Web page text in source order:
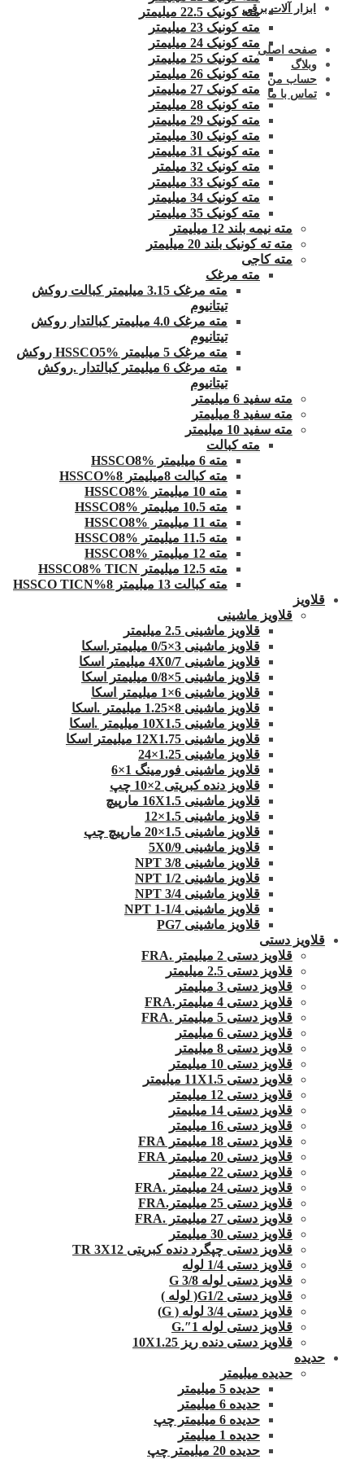
ابزار آلات برقی
صفحه اصلی
وبلاگ
حساب من
تماس با ما
مته کونیک 22.5 میلیمتر
مته کونیک 23 میلیمتر
مته کونیک 24 میلیمتر
مته کونیک 25 میلیمتر
مته کونیک 26 میلیمتر
مته کونیک 27 میلیمتر
مته کونیک 28 میلیمتر
مته کونیک 29 میلیمتر
مته کونیک 30 میلیمتر
مته کونیک 31 میلیمتر
مته کونیک 32 میلمتر
مته کونیک 33 میلیمتر
مته کونیک 34 میلیمتر
مته کونیک 35 میلیمتر
مته نیمه بلند 12 میلیمتر
مته ته کونیک بلند 20 میلیمتر
مته کاجی
مته مرغک
مته مرغک 3.15 میلیمتر کبالت روکش
تیتانیوم
مته مرغک 4.0 میلیمتر کبالتدار روکش
تیتانیوم
مته مرغک 5 میلیمتر HSSCO5% روکش
مته مرغک 6 میلیمتر کبالتدار .روکش
تیتانیوم
مته سفید 6 میلیمتر
مته سفید 8 میلیمتر
مته سفید 10 میلیمتر
مته کبالت
مته 6 میلیمتر HSSCO8%
مته کبالت 8میلیمتر 8%HSSCO
مته 10 میلیمتر HSSCO8%
مته 10.5 میلیمتر HSSCO8%
مته 11 میلیمتر HSSCO8%
مته 11.5 میلیمتر HSSCO8%
مته 12 میلیمتر HSSCO8%
مته 12.5 میلیمتر HSSCO8% TICN
مته کبالت 13 میلیمتر 8%HSSCO TICN
قلاویز
قلاویز ماشینی
قلاویز ماشینی 2.5 میلیمتر
قلاویز ماشینی 3×0/5 میلیمتر.اسکا
قلاویز ماشینی 4X0/7 میلیمتر اسکا
قلاویز ماشینی 5×0/8 میلیمتر اسکا
قلاویز ماشینی 6×1 میلیمتر اسکا
قلاویز ماشینی 8×1.25 میلیمتر .اسکا
قلاویز ماشینی 10X1.5 میلیمتر .اسکا
قلاویز ماشینی 12X1.75 میلیمتر اسکا
قلاویز ماشینی 1.25×24
قلاویز ماشینی فورمینگ 1×6
قلاویز دنده کبریتی 2×10 چپ
قلاویز ماشینی 16X1.5 مارپیچ
قلاویز ماشینی 1.5×12
قلاویز ماشینی 1.5×20 مارپیچ چپ
قلاویز ماشینی 5X0/9
قلاویز ماشینی 3/8 NPT
قلاویز ماشینی 1/2 NPT
قلاویز ماشینی 3/4 NPT
قلاویز ماشینی 1/4-1 NPT
قلاویز ماشینی PG7
قلاویز دستی
قلاویز دستی 2 میلیمتر .FRA
قلاویز دستی 2.5 میلیمتر
قلاویز دستی 3 میلیمتر
قلاویز دستی 4 میلیمتر.FRA
قلاویز دستی 5 میلیمتر .FRA
قلاویز دستی 6 میلیمتر
قلاویز دستی 8 میلیمتر
قلاویز دستی 10 میلیمتر
قلاویز دستی 11X1.5 میلیمتر
قلاویز دستی 12 میلیمتر
قلاویز دستی 14 میلیمتر
قلاویز دستی 16 میلیمتر
قلاویز دستی 18 میلیمتر FRA
قلاویز دستی 20 میلیمتر FRA
قلاویز دستی 22 میلیمتر
قلاویز دستی 24 میلیمتر .FRA
قلاویز دستی 25 میلیمتر.FRA
قلاویز دستی 27 میلیمتر .FRA
قلاویز دستی 30 میلیمتر
قلاویز دستی چپگرد دنده کبریتی TR 3X12
قلاویز دستی 1/4 لوله
قلاویز دستی لوله G 3/8
قلاویز دستی G1/2( لوله )
قلاویز دستی 3/4 لوله ( G)
قلاویز دستی لوله 1″.G
قلاویز دستی دنده ریز 10X1.25
حدیده
حدیده میلیمتر
حدیده 5 میلیمتر
حدیده 6 میلیمتر
حدیده 6 میلیمتر چپ
حدیده 1 میلیمتر
حدیده 20 میلیمتر چپ